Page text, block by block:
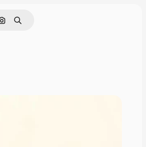
Nach Bild suchen
Suchen